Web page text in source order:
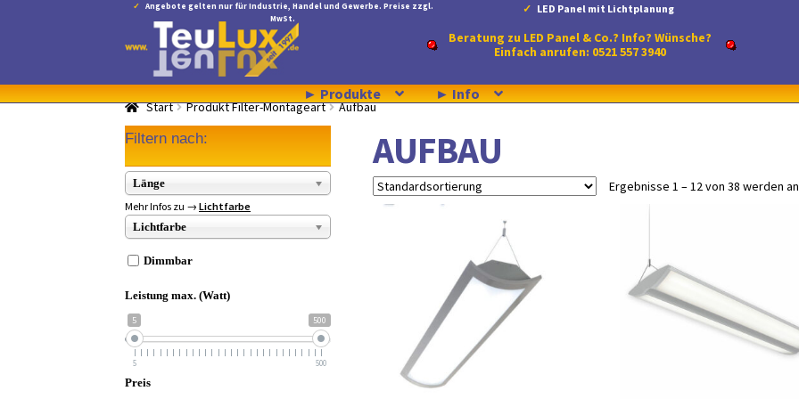
Angebote gelten nur für Industrie, Handel und Gewerbe. Preise zzgl.
MwSt.
LED Panel mit Lichtplanung
Navigation
springen
Inhalt
springen
Beratung zu LED Panel & Co.? Info? Wünsche?
Einfach anrufen: 0521 557 3940
► Produkte ► Info
Start Produkt Filter-Montageart Aufbau
AUFBAU
Ergebnisse 1 – 12 von 38 werden
Filtern nach:
Länge
Mehr Infos zu →Lichtfarbe
Lichtfarbe
Dimmbar
Leistung max. (Watt)
5 500
5 500
Preis